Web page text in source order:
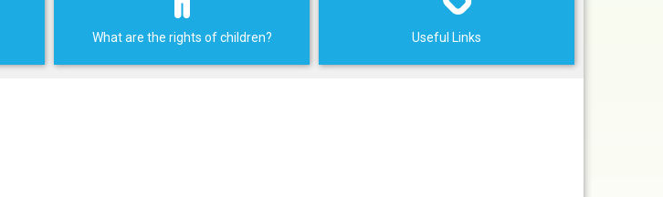
What are the rights of children? Useful Links